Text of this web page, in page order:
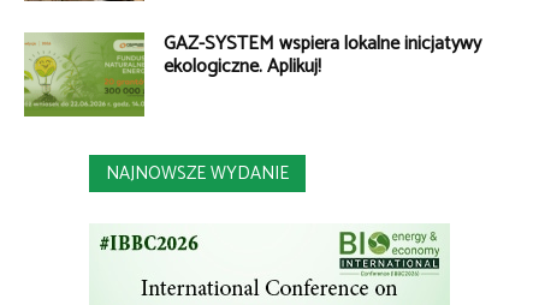
GAZ-SYSTEM wspiera lokalne inicjatywy
ekologiczne. Aplikuj!
NAJNOWSZE WYDANIE